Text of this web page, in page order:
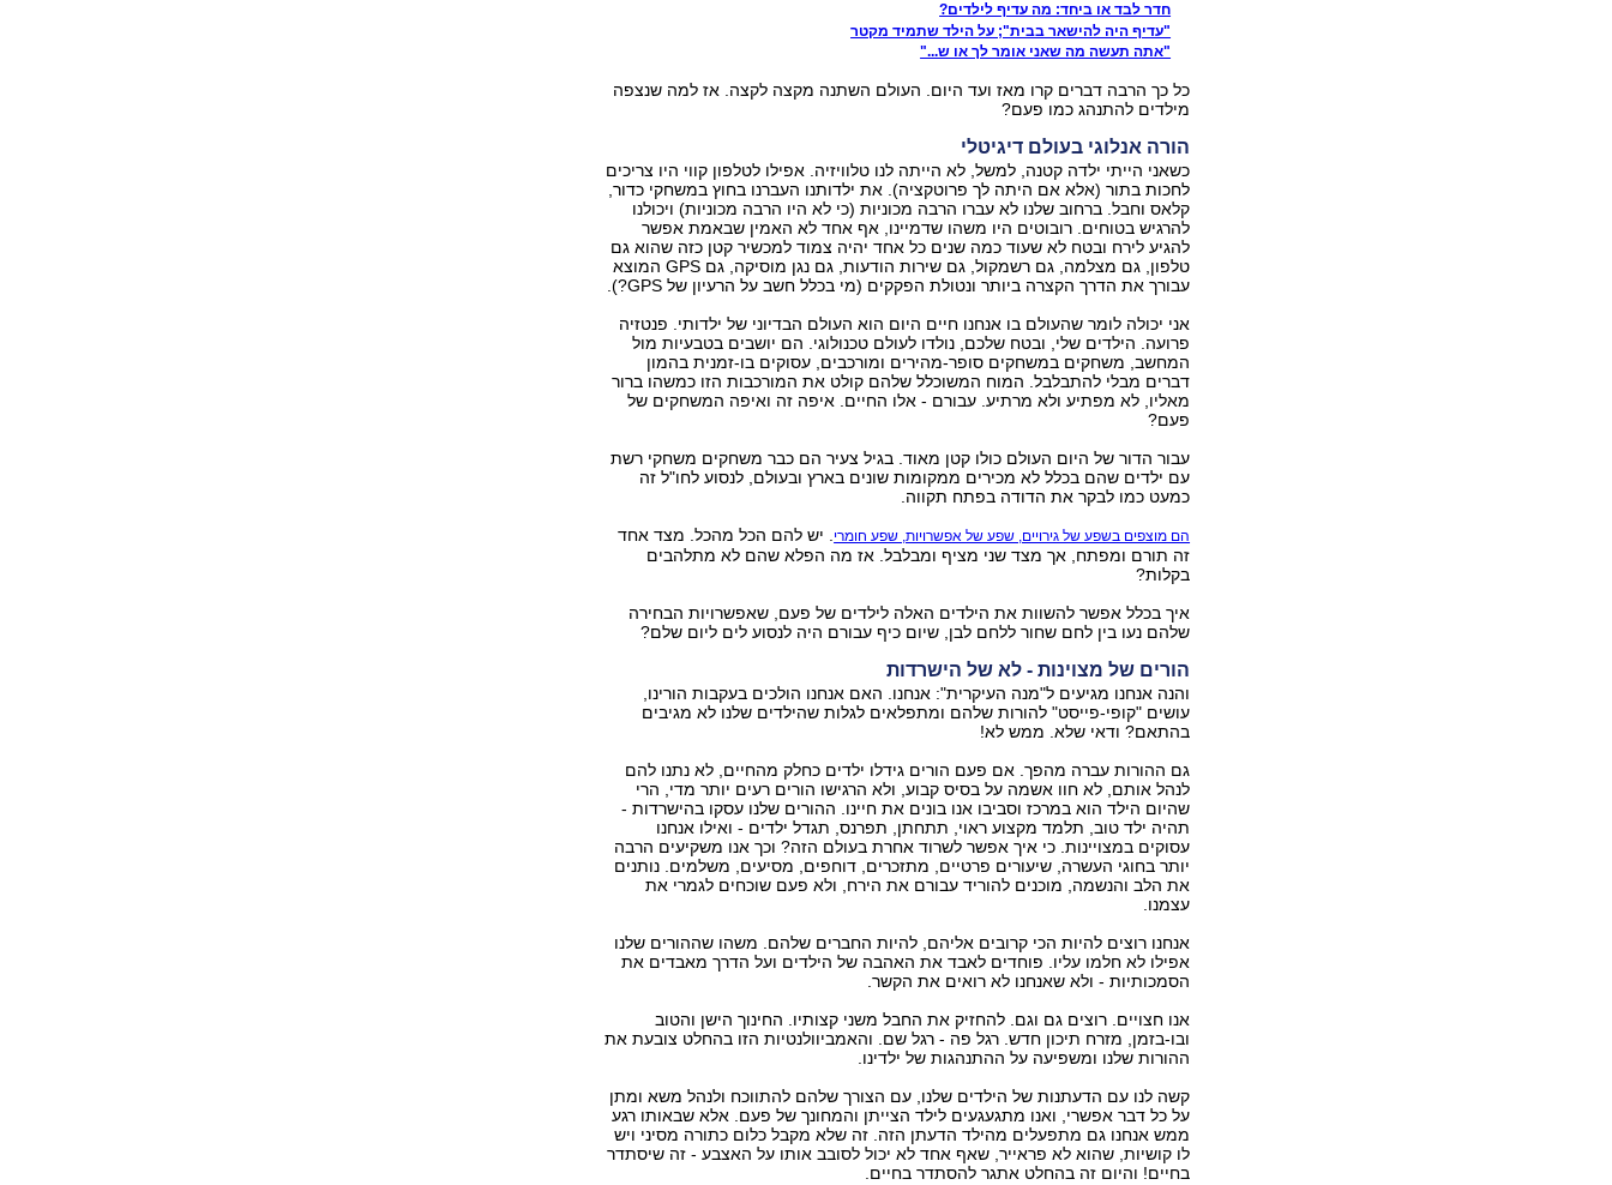
חדר לבד או ביחד: מה עדיף לילדים?
"עדיף היה להישאר בבית"; על הילד שתמיד מקטר
"אתה תעשה מה שאני אומר לך או ש..."
כל כך הרבה דברים קרו מאז ועד היום. העולם השתנה מקצה לקצה. אז למה שנצפה
מילדים להתנהג כמו פעם?
הורה אנלוגי בעולם דיגיטלי
כשאני הייתי ילדה קטנה, למשל, לא הייתה לנו טלוויזיה. אפילו לטלפון קווי היו צריכים
לחכות בתור (אלא אם היתה לך פרוטקציה). את ילדותנו העברנו בחוץ במשחקי כדור,
קלאס וחבל. ברחוב שלנו לא עברו הרבה מכוניות (כי לא היו הרבה מכוניות) ויכולנו
להרגיש בטוחים. רובוטים היו משהו שדמיינו, אף אחד לא האמין שבאמת אפשר
להגיע לירח ובטח לא שעוד כמה שנים כל אחד יהיה צמוד למכשיר קטן כזה שהוא גם
טלפון, גם מצלמה, גם רשמקול, גם שירות הודעות, גם נגן מוסיקה, גם GPS המוצא
עבורך את הדרך הקצרה ביותר ונטולת הפקקים (מי בכלל חשב על הרעיון של GPS?).
אני יכולה לומר שהעולם בו אנחנו חיים היום הוא העולם הבדיוני של ילדותי. פנטזיה
פרועה. הילדים שלי, ובטח שלכם, נולדו לעולם טכנולוגי. הם יושבים בטבעיות מול
המחשב, משחקים במשחקים סופר-מהירים ומורכבים, עסוקים בו-זמנית בהמון
דברים מבלי להתבלבל. המוח המשוכלל שלהם קולט את המורכבות הזו כמשהו ברור
מאליו, לא מפתיע ולא מרתיע. עבורם - אלו החיים. איפה זה ואיפה המשחקים של
פעם?
עבור הדור של היום העולם כולו קטן מאוד. בגיל צעיר הם כבר משחקים משחקי רשת
עם ילדים שהם בכלל לא מכירים ממקומות שונים בארץ ובעולם, לנסוע לחו"ל זה
כמעט כמו לבקר את הדודה בפתח תקווה.
הם מוצפים בשפע של גירויים, שפע של אפשרויות, שפע חומרי. יש להם הכל מהכל. מצד אחד
זה תורם ומפתח, אך מצד שני מציף ומבלבל. אז מה הפלא שהם לא מתלהבים
בקלות?
איך בכלל אפשר להשוות את הילדים האלה לילדים של פעם, שאפשרויות הבחירה
שלהם נעו בין לחם שחור ללחם לבן, שיום כיף עבורם היה לנסוע לים ליום שלם?
הורים של מצוינות - לא של הישרדות
והנה אנחנו מגיעים ל"מנה העיקרית": אנחנו. האם אנחנו הולכים בעקבות הורינו,
עושים "קופי-פייסט" להורות שלהם ומתפלאים לגלות שהילדים שלנו לא מגיבים
בהתאם? ודאי שלא. ממש לא!
גם ההורות עברה מהפך. אם פעם הורים גידלו ילדים כחלק מהחיים, לא נתנו להם
לנהל אותם, לא חוו אשמה על בסיס קבוע, ולא הרגישו הורים רעים יותר מדי, הרי
שהיום הילד הוא במרכז וסביבו אנו בונים את חיינו. ההורים שלנו עסקו בהישרדות -
תהיה ילד טוב, תלמד מקצוע ראוי, תתחתן, תפרנס, תגדל ילדים - ואילו אנחנו
עסוקים במצויינות. כי איך אפשר לשרוד אחרת בעולם הזה? וכך אנו משקיעים הרבה
יותר בחוגי העשרה, שיעורים פרטיים, מתזכרים, דוחפים, מסיעים, משלמים. נותנים
את הלב והנשמה, מוכנים להוריד עבורם את הירח, ולא פעם שוכחים לגמרי את
עצמנו.
אנחנו רוצים להיות הכי קרובים אליהם, להיות החברים שלהם. משהו שההורים שלנו
אפילו לא חלמו עליו. פוחדים לאבד את האהבה של הילדים ועל הדרך מאבדים את
הסמכותיות - ולא שאנחנו לא רואים את הקשר.
אנו חצויים. רוצים גם וגם. להחזיק את החבל משני קצותיו. החינוך הישן והטוב
ובו-בזמן, מזרח תיכון חדש. רגל פה - רגל שם. והאמביוולנטיות הזו בהחלט צובעת את
ההורות שלנו ומשפיעה על ההתנהגות של ילדינו.
קשה לנו עם הדעתנות של הילדים שלנו, עם הצורך שלהם להתווכח ולנהל משא ומתן
על כל דבר אפשרי, ואנו מתגעגעים לילד הצייתן והמחונך של פעם. אלא שבאותו רגע
ממש אנחנו גם מתפעלים מהילד הדעתן הזה. זה שלא מקבל כלום כתורה מסיני ויש
לו קושיות, שהוא לא פראייר, שאף אחד לא יכול לסובב אותו על האצבע - זה שיסתדר
בחיים! והיום זה בהחלט אתגר להסתדר בחיים.